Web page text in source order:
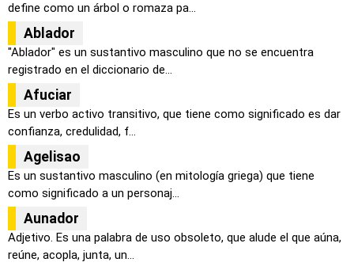
define como un árbol o romaza pa...
Ablador
"Ablador" es un sustantivo masculino que no se encuentra
registrado en el diccionario de...
Afuciar
Es un verbo activo transitivo, que tiene como significado es dar
confianza, credulidad, f...
Agelisao
Es un sustantivo masculino (en mitología griega) que tiene
como significado a un personaj...
Aunador
Adjetivo. Es una palabra de uso obsoleto, que alude el que aúna,
reúne, acopla, junta, un...